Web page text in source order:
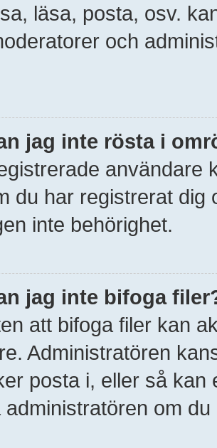
läsa, posta, osv.
och
jag inte rösta i
användare
du har registrerat dig
inte behörighet.
jag inte bifoga
att bifoga filer kan
Administratören
posta i, eller så kan
administratören om